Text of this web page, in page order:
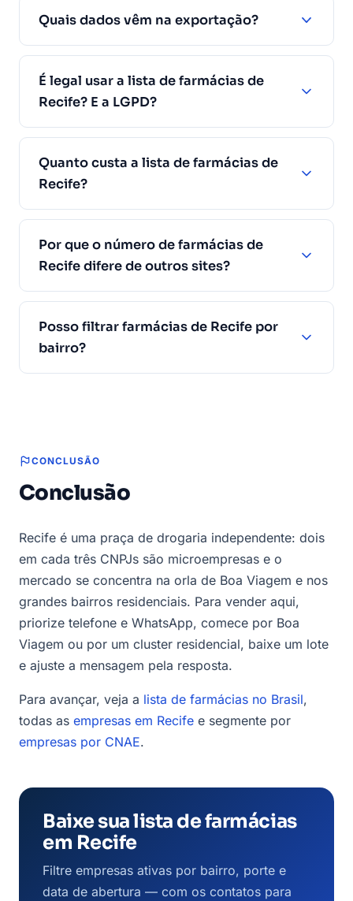
Quais dados vêm na exportação?
É legal usar a lista de farmácias de
Recife? E a LGPD?
Quanto custa a lista de farmácias de
Recife?
Por que o número de farmácias de
Recife difere de outros sites?
Posso filtrar farmácias de Recife por
bairro?
CONCLUSÃO
Conclusão
Recife é uma praça de drogaria independente: dois
em cada três CNPJs são microempresas e o
mercado se concentra na orla de Boa Viagem e nos
grandes bairros residenciais. Para vender aqui,
priorize telefone e WhatsApp, comece por Boa
Viagem ou por um cluster residencial, baixe um lote
e ajuste a mensagem pela resposta.
Para avançar, veja a lista de farmácias no Brasil,
todas as empresas em Recife e segmente por
empresas por CNAE.
Baixe sua lista de farmácias
em Recife
Filtre empresas ativas por bairro, porte e
data de abertura — com os contatos para